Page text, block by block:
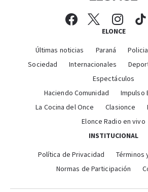
ELONCE
Últimas noticias Paraná
Sociedad
Internacionales
Espectáculos
Haciendo Comunidad
Impulso
La Cocina del Once
Clasionce
Elonce Radio en vivo
INSTITUCIONAL
Política de Privacidad
Términos
Normas de Participación